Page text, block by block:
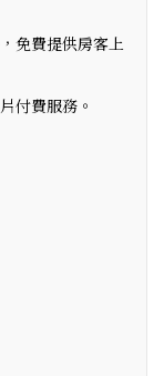
免費提供房客上
付費服務。